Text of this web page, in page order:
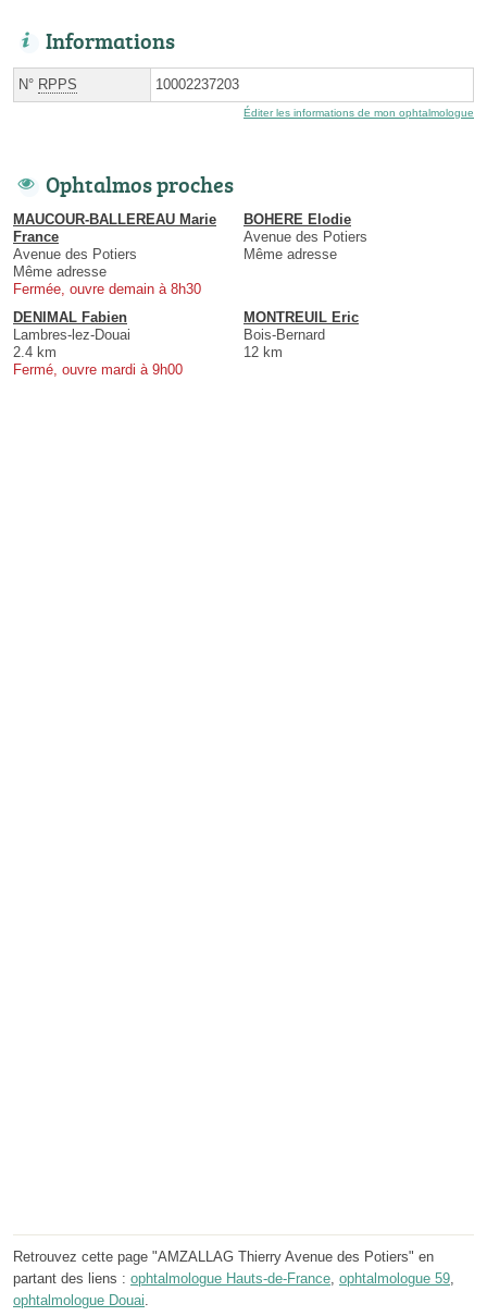
Informations
N° RPPS 10002237203
Éditer les informations de mon ophtalmologue
Ophtalmos proches
MAUCOUR-BALLEREAU Marie
France
Avenue des Potiers
Même adresse
Fermée, ouvre demain à 8h30
BOHERE Elodie
Avenue des Potiers
Même adresse
DENIMAL Fabien
Lambres-lez-Douai
2.4 km
Fermé, ouvre mardi à 9h00
MONTREUIL Eric
Bois-Bernard
12 km
Retrouvez cette page "AMZALLAG Thierry Avenue des Potiers" en
partant des liens : ophtalmologue Hauts-de-France, ophtalmologue 59,
ophtalmologue Douai.